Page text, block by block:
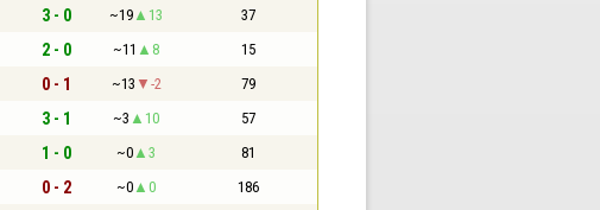
3 - 0 ~19 13 37
2 - 0 ~11 8 15
0 - 1 ~13 -2 79
3 - 1 ~3 10 57
1 - 0 ~0 3 81
0 - 2 ~0 0 186